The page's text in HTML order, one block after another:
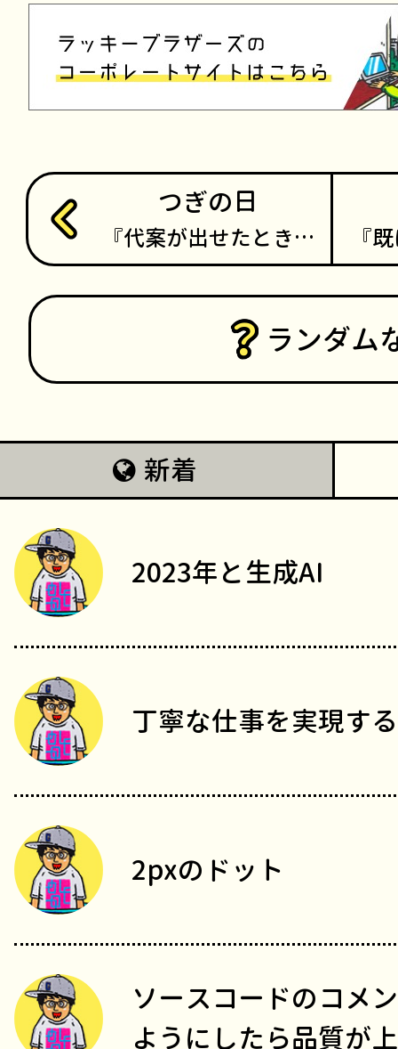
つぎの日
代案が出せたとき…
ランダム
新着
2023年と生成AI
丁寧な仕事を実現す
2pxのドット
ソースコードのコメ
ようにしたら品質が